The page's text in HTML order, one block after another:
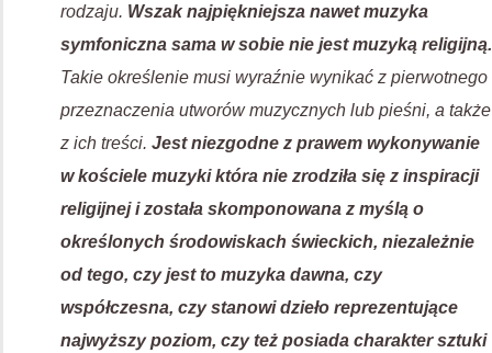
rodzaju. Wszak najpiękniejsza nawet muzyka
symfoniczna sama w sobie nie jest muzyką religijną.
Takie określenie musi wyraźnie wynikać z pierwotnego
przeznaczenia utworów muzycznych lub pieśni, a także
z ich treści. Jest niezgodne z prawem wykonywanie
w kościele muzyki która nie zrodziła się z inspiracji
religijnej i została skomponowana z myślą o
określonych środowiskach świeckich, niezależnie
od tego, czy jest to muzyka dawna, czy
współczesna, czy stanowi dzieło reprezentujące
najwyższy poziom, czy też posiada charakter sztuki